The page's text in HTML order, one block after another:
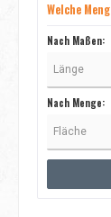
Welche
Nach Maßen:
Nach Menge: